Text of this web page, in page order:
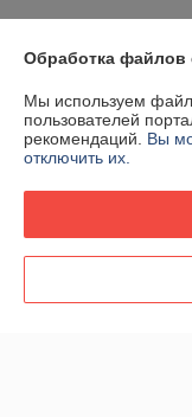
О нас
Контакты
График работы
Обработка файлов
Мы используем
пользователей
рекомендаций. Вы
отключить их.